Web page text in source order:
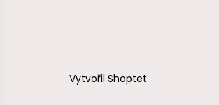
Vytvořil Shoptet